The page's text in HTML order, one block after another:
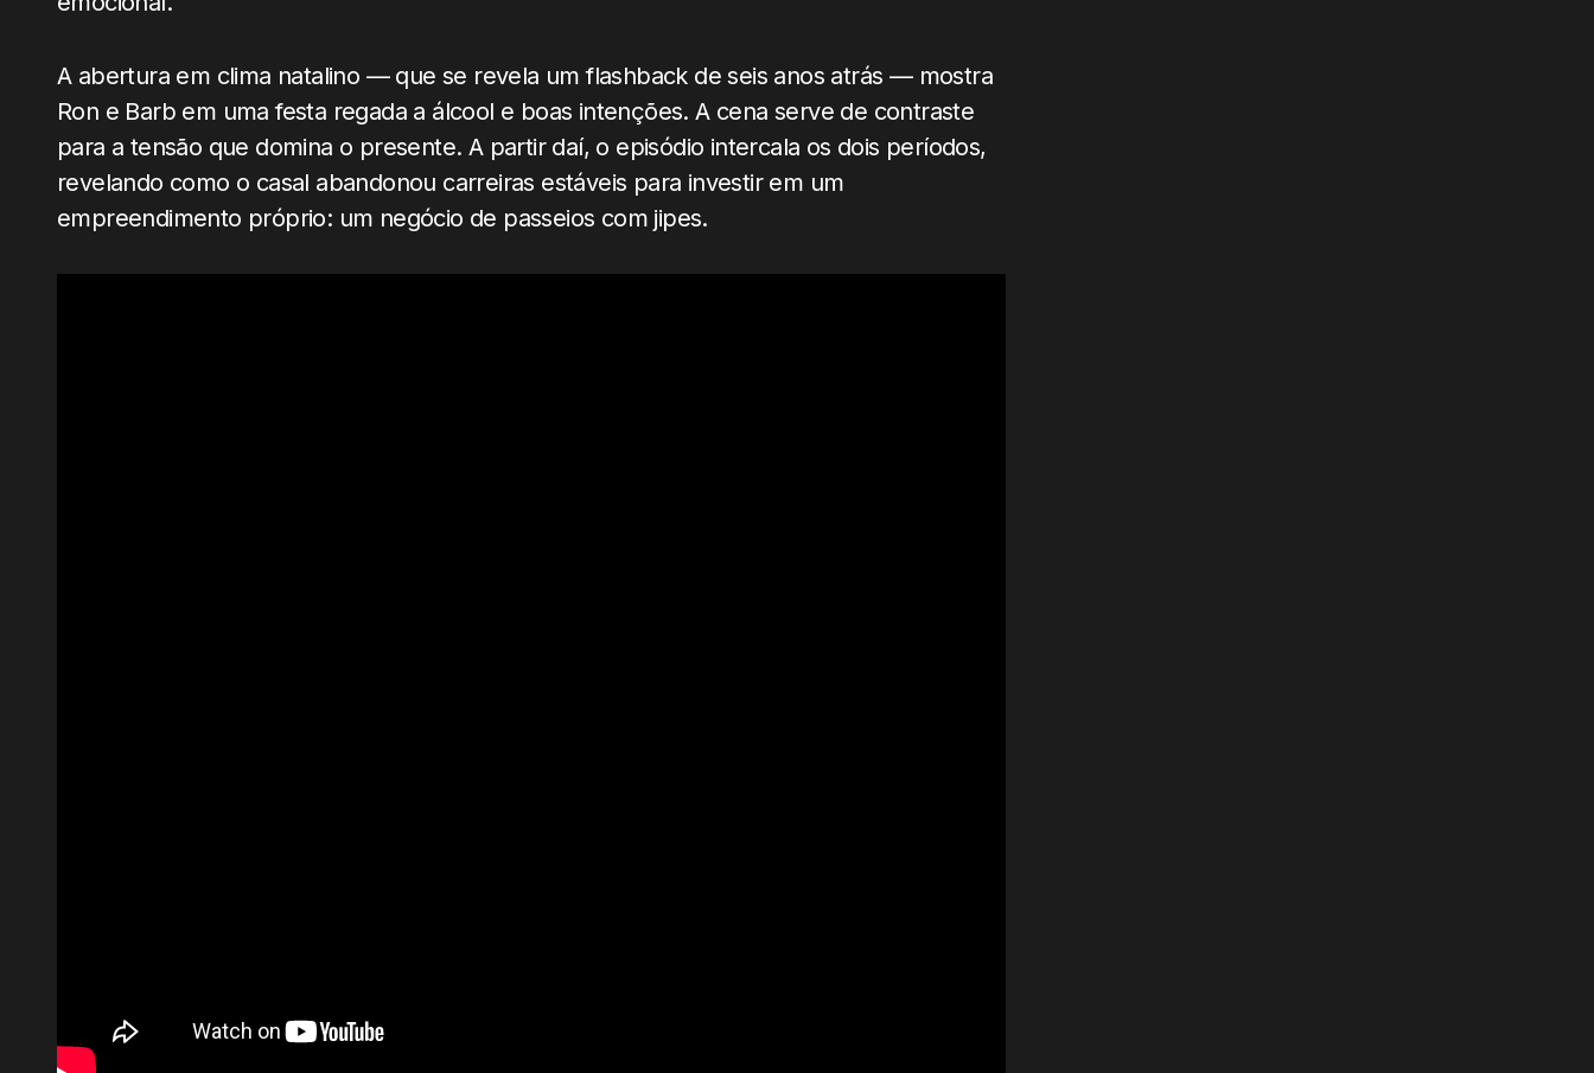
A abertura em clima natalino — que se revela um flashback de seis anos atrás — mostra
Ron e Barb em uma festa regada a álcool e boas intenções. A cena serve de contraste
para a tensão que domina o presente. A partir daí, o episódio intercala os dois períodos,
revelando como o casal abandonou carreiras estáveis para investir em um
empreendimento próprio: um negócio de passeios com jipes.